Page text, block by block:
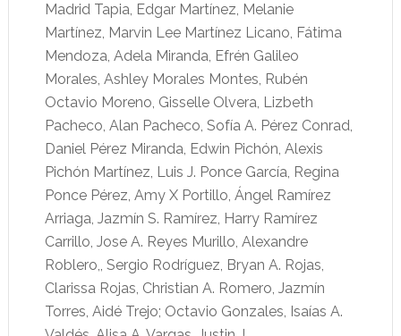
Madrid Tapia, Edgar Martínez, Melanie
Martínez, Marvin Lee Martínez Licano, Fátima
Mendoza, Adela Miranda, Efrén Galileo
Morales, Ashley Morales Montes, Rubén
Octavio Moreno, Gisselle Olvera, Lizbeth
Pacheco, Alan Pacheco, Sofía A. Pérez Conrad,
Daniel Pérez Miranda, Edwin Pichón, Alexis
Pichón Martínez, Luis J. Ponce García, Regina
Ponce Pérez, Amy X Portillo, Ángel Ramírez
Arriaga, Jazmín S. Ramírez, Harry Ramírez
Carrillo, Jose A. Reyes Murillo, Alexandre
Roblero,, Sergio Rodríguez, Bryan A. Rojas,
Clarissa Rojas, Christian A. Romero, Jazmín
Torres, Aidé Trejo; Octavio Gonzales, Isaías A.